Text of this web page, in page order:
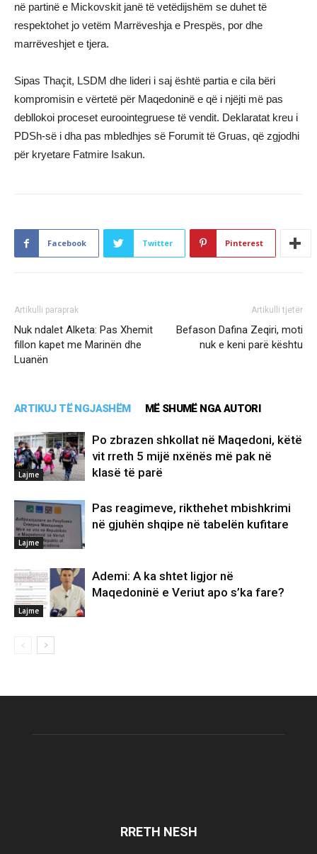
në partinë e Mickovskit janë të vetëdijshëm se duhet të
respektohet jo vetëm Marrëveshja e Prespës, por dhe
marrëveshjet e tjera.
Sipas Thaçit, LSDM dhe lideri i saj është partia e cila bëri
kompromisin e vërtetë për Maqedoninë e që i njëjti më pas
debllokoi proceset euroointegruese të vendit. Deklaratat kreu i
PDSh-së i dha pas mbledhjes së Forumit të Gruas, që zgjodhi
për kryetare Fatmire Isakun.
Facebook Twitter Pinterest
Artikulli paraprak
Nuk ndalet Alketa: Pas Xhemit
fillon kapet me Marinën dhe
Luanën
Artikulli tjetër
Befason Dafina Zeqiri, moti
nuk e keni parë kështu
ARTIKUJ TË NGJASHËM MË SHUMË NGA AUTORI
Lajme
Po zbrazen shkollat në Maqedoni, këtë
vit rreth 5 mijë nxënës më pak në
klasë të parë
Lajme
Pas reagimeve, rikthehet mbishkrimi
në gjuhën shqipe në tabelën kufitare
Lajme
Ademi: A ka shtet ligjor në
Maqedoninë e Veriut apo s’ka fare?
RRETH NESH